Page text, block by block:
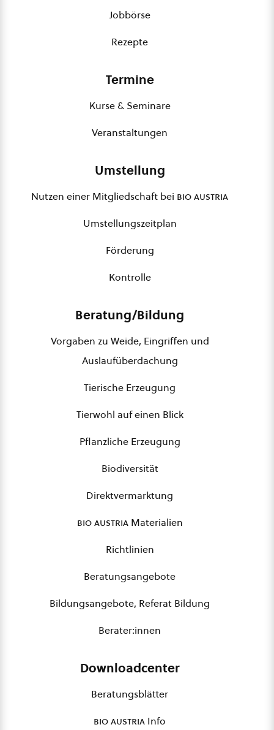
Jobbörse
Rezepte
Termine
Kurse & Seminare
Veranstaltungen
Umstellung
Nutzen einer Mitgliedschaft bei bio austria
Umstellungszeitplan
Förderung
Kontrolle
Beratung/Bildung
Vorgaben zu Weide, Eingriffen und
Auslaufüberdachung
Tierische Erzeugung
Tierwohl auf einen Blick
Pflanzliche Erzeugung
Biodiversität
Direktvermarktung
bio austriaMaterialien
Richtlinien
Beratungsangebote
Bildungsangebote, Referat Bildung
Berater:innen
Downloadcenter
Beratungsblätter
bio austria Info